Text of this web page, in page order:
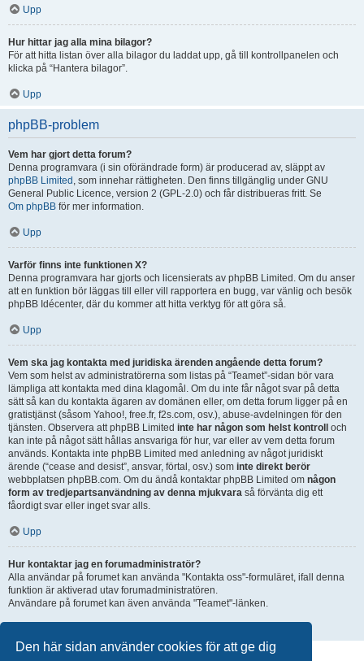
Den här sidan använder cookies för att ge dig
Upp
Hur hittar jag alla mina bilagor?
För att hitta listan över alla bilagor du laddat upp, gå till kontrollpanelen och
klicka på “Hantera bilagor”.
Upp
phpBB-problem
Vem har gjort detta forum?
Denna programvara (i sin oförändrade form) är producerad av, släppt av
phpBB Limited , som innehar rättigheten. Den finns tillgänglig under GNU
General Public Licence, version 2 (GPL-2.0) och får distribueras fritt. Se
Om phpBB för mer information.
Upp
Varför finns inte funktionen X?
Denna programvara har gjorts och licensierats av phpBB Limited. Om du anser
att en funktion bör läggas till eller vill rapportera en bugg, var vänlig och besök
phpBB Idécenter, där du kommer att hitta verktyg för att göra så.
Upp
Vem ska jag kontakta med juridiska ärenden angående detta forum?
Vem som helst av administratörerna som listas på “Teamet”-sidan bör vara
lämpliga att kontakta med dina klagomål. Om du inte får något svar på detta
sätt så kan du kontakta ägaren av domänen eller, om detta forum ligger på en
gratistjänst (såsom Yahoo!, free.fr, f2s.com, osv.), abuse-avdelningen för den
tjänsten. Observera att phpBB Limited inte har någon som helst kontroll
och
kan inte på något sätt hållas ansvariga för hur, var eller av vem detta forum
används. Kontakta inte phpBB Limited med anledning av något juridiskt
ärende (“cease and desist”, ansvar, förtal, osv.) som inte direkt berör
webbplatsen phpBB.com. Om du ändå kontaktar phpBB Limited om någon
form av tredjepartsanvändning av denna mjukvara så förvänta dig ett
fåordigt svar eller inget svar alls.
Upp
Hur kontaktar jag en forumadministratör?
Alla användar på forumet kan använda "Kontakta oss"-formuläret, ifall denna
funktion är aktiverad utav forumadministratören.
Användare på forumet kan även använda "Teamet"-länken.